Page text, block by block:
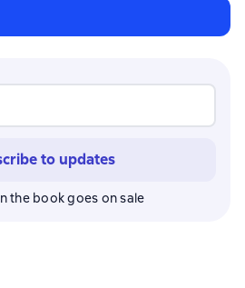
to updates
the book goes on sale